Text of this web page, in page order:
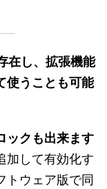
在し、拡張機能
使うことも可能
ックも出来ます
加して有効化す
トウェア版で同